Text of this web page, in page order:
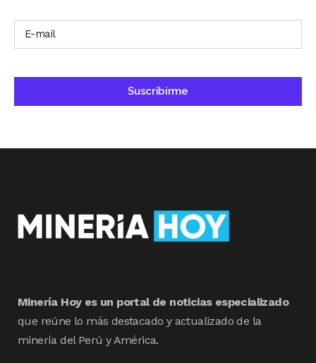
Minería Hoy es un portal de noticias especializado
que reúne lo más destacado y actualizado de la
minería del Perú y América.